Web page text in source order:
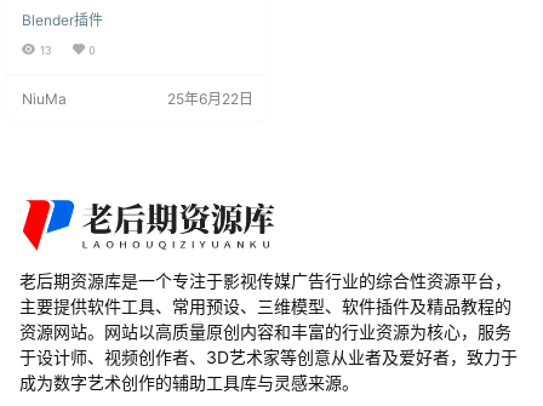
朵工具Real Cloud 1.0将成为您的得
力助手。本文将深入解析该插件，
艺术作品高质量的云朵效果。同
用方法。 …
Blender插件
13 0
NiuMa 25年6月22日
老后期资源库是一个专注于影视传媒广告行业的综合性资源平台，
主要提供软件工具、常用预设、三维模型、软件插件及精品教程的
资源网站。网站以高质量原创内容和丰富的行业资源为核心，服务
于设计师、视频创作者、3D艺术家等创意从业者及爱好者，致力于
成为数字艺术创作的辅助工具库与灵感来源。